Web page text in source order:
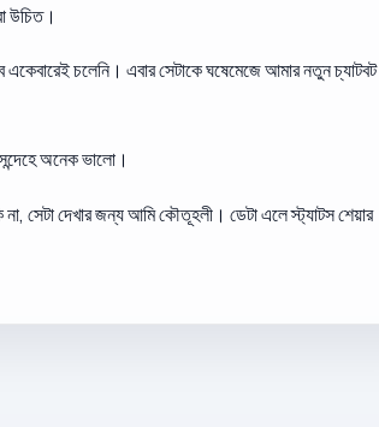
উচিত।
চলেনি। এবার সেটাকে ঘষেমেজে আমার নতুন চ্যাটবট
অনেক ভালো।
সেটা দেখার জন্য আমি কৌতূহলী। ডেটা এলে স্ট্যাটস শেয়ার